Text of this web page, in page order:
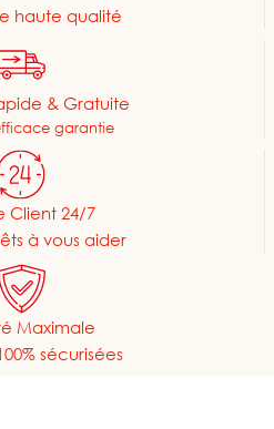
haute qualité
& Gratuite
garantie
Client 24/7
à vous aider
Maximale
sécurisées